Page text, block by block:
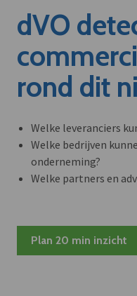
dVO
rond dit
Welke leveranciers
Welke bedrijven
onderneming?
Welke partners en
Plan 20 min inzicht